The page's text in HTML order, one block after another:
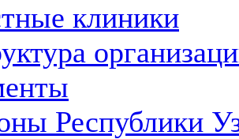
клиники
Республики